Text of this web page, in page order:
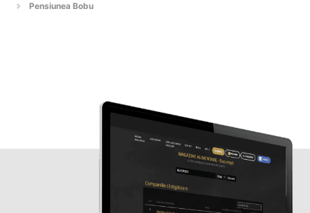
Pensiunea Bobu